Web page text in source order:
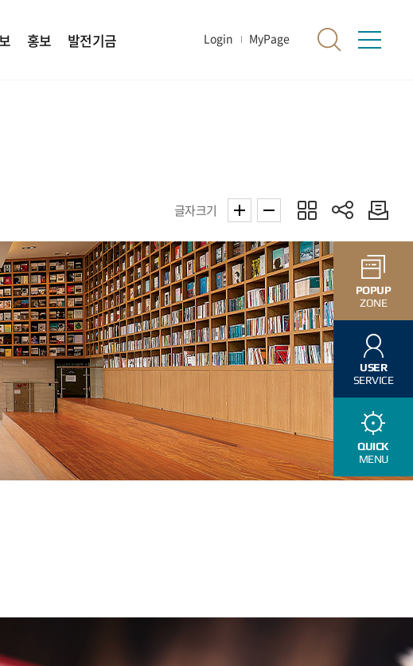
홍보 발전기금 Login MyPage
글자크기
POPUP
ZONE
USER
SERVICE
QUICK
MENU